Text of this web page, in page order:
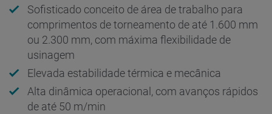
Sofisticado conceito de área de trabalho para
comprimentos de torneamento de até 1.600 mm
ou 2.300 mm, com máxima flexibilidade de
usinagem
Elevada estabilidade térmica e mecânica
Alta dinâmica operacional, com avanços rápidos
de até 50 m/min